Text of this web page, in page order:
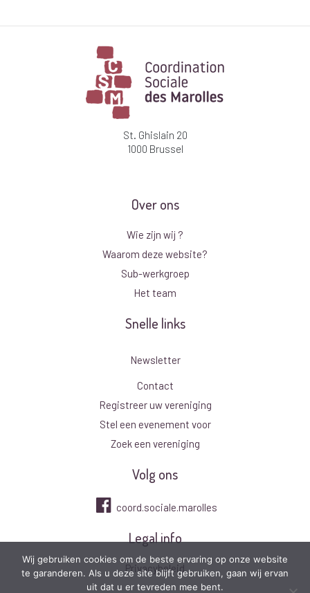
St. Ghislain 20
1000 Brussel
Over ons
Wie zijn wij ?
Waarom deze website?
Sub-werkgroep
Het team
Snelle links
Newsletter
Contact
Registreer uw vereniging
Stel een evenement voor
Zoek een vereniging
Volg ons
coord.sociale.marolles
Legal info
Privacybeleid
Wij gebruiken cookies om de beste ervaring op onze website
te garanderen. Als u deze site blijft gebruiken, gaan wij ervan
uit dat u er tevreden mee bent.